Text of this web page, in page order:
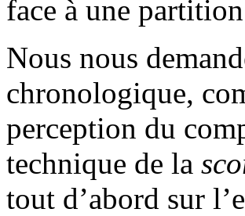
face à une
Nous nous
chronologique,
perception du
technique de la
tout d’abord sur